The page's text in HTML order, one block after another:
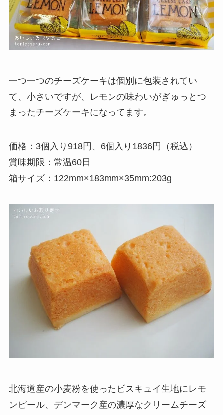
一つ一つのチーズケーキは個別に包装されてい
て、小さいですが、レモンの味わいがぎゅっとつ
まったチーズケーキになってます。
価格：3個入り918円、6個入り1836円（税込）
賞味期限：常温60日
箱サイズ：122mm×183mm×35mm:203g
北海道産の小麦粉を使ったビスキュイ生地にレモ
ンピール、デンマーク産の濃厚なクリームチーズ